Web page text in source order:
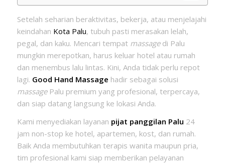
Setelah seharian beraktivitas, bekerja, atau menjelajahi
keindahan Kota Palu, tubuh pasti merasakan lelah,
pegal, dan kaku. Mencari tempat massagedi Palu
mungkin merepotkan, harus keluar hotel atau rumah
dan menembus lalu lintas. Kini, Anda tidak perlu repot
lagi. Good Hand Massage hadir sebagai solusi
massagePalu premium yang profesional, terpercaya,
dan siap datang langsung ke lokasi Anda.
Kami menyediakan layanan pijat panggilan Palu 24
jam non-stop ke hotel, apartemen, kost, dan rumah.
Baik Anda membutuhkan terapis wanita maupun pria,
tim profesional kami siap memberikan pelayanan